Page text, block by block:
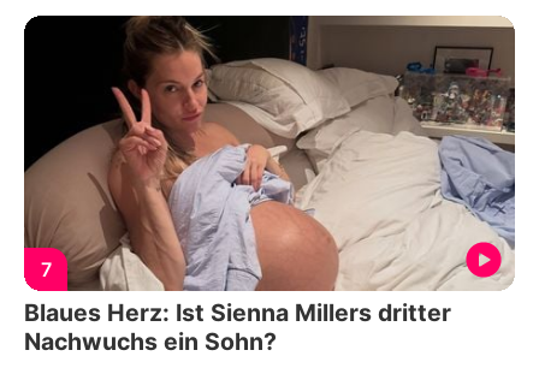
7
Blaues Herz: Ist Sienna Millers dritter
Nachwuchs ein Sohn?